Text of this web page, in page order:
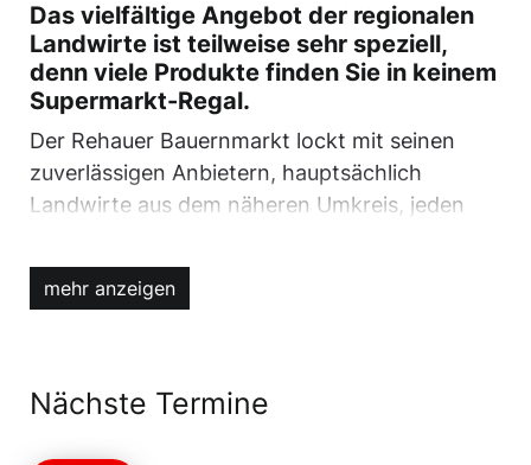
Das vielfältige Angebot der regionalen
Landwirte ist teilweise sehr speziell,
denn viele Produkte finden Sie in keinem
Supermarkt-Regal.
Der Rehauer Bauernmarkt lockt mit seinen
zuverlässigen Anbietern, hauptsächlich
Landwirte aus dem näheren Umkreis, jeden
Zusätzlich zum parallel stattfindenden Rehauer
Wochenmarkt gibt es hochwertige Produkte,
vorbei und unterstützen die Anbieter und
mehr anzeigen
Nächste Termine